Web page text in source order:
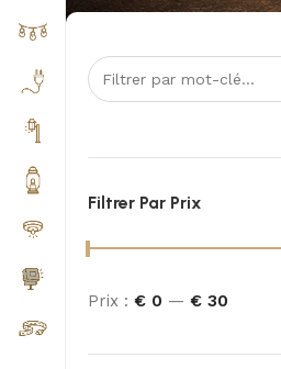
Filtrer Par Prix
Prix : € 0 — € 30